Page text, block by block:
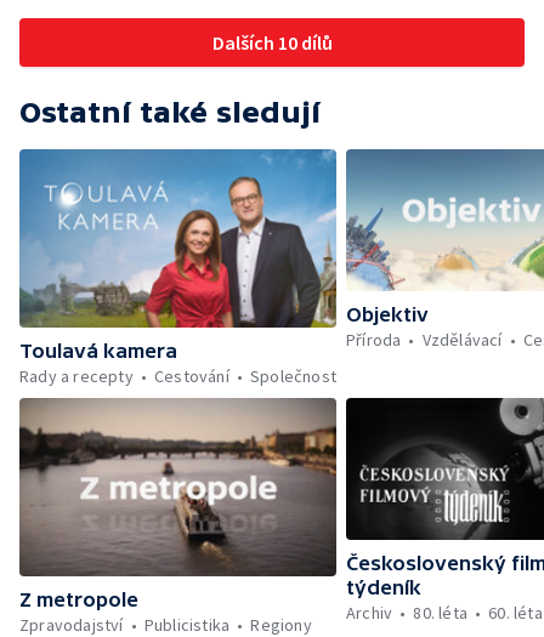
Dalších 10 dílů
Ostatní také sledují
Toulavá kamera
Rady a recepty
Cestování Společnost
Objektiv
Příroda
Vzdělávací
Z metropole
Zpravodajství
Publicistika Regiony
Československý
týdeník
Archiv
80. léta 60. léta